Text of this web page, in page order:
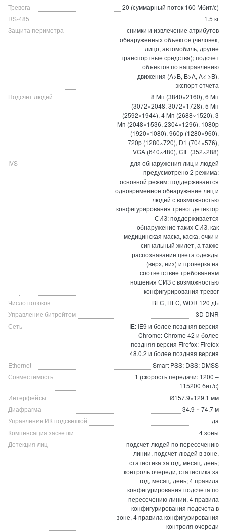
Тревога
20 (суммарный поток 160 Мбит/с)
RS-485
1.5 кг
Защита периметра
снимки и извлечение атрибутов
обнаруженных объектов (человек,
лицо, автомобиль, другие
транспортные средства); подсчет
объектов по направлению
движения (A>B, B>A, A< >B),
экспорт отчета
Подсчет людей
8 Mп (3840×2160), 6 Mп
(3072×2048, 3072×1728), 5 Mп
(2592×1944), 4 Mп (2688×1520), 3
Mп (2048×1536, 2304×1296), 1080p
(1920×1080), 960p (1280×960),
720p (1280×720), D1 (704×576),
VGA (640×480), CIF (352×288)
IVS
для обнаружения лиц и людей
предусмотрено 2 режима:
основной режим: поддерживается
одновременное обнаружение лиц и
людей с возможностью
конфигурирования тревог детектор
СИЗ: поддерживается
обнаружение таких СИЗ, как
медицинская маска, каска, очки и
сигнальный жилет, а также
распознавание цвета одежды
(верх, низ) и проверка на
соответствие требованиям
ношения СИЗ с возможностью
конфигурирования тревог
Число потоков
BLC, HLC, WDR 120 дБ
Управление битрейтом
3D DNR
Сеть
IE: IE9 и более поздняя версия
Chrome: Chrome 42 и более
поздняя версия Firefox: Firefox
48.0.2 и более поздняя версия
Ethernet
Smart PSS; DSS; DMSS
Совместимость
1 (скорость передачи: 1200 –
115200 бит/с)
Интерфейсы
Ø157.9×129.1 мм
Диафрагма
34.9 ~ 74.7 м
Управление ИК подсветкой
да
Компенсация засветки
4 зоны
Детекция лиц
подсчет людей по пересечению
линии, подсчет людей в зоне,
статистика за год, месяц, день;
контроль очереди, статистика за
год, месяц, день; 4 правила
конфигурирования подсчета по
пересечению линии, 4 правила
конфигурирования подсчета в
зоне, 4 правила конфигурирования
контроля очереди